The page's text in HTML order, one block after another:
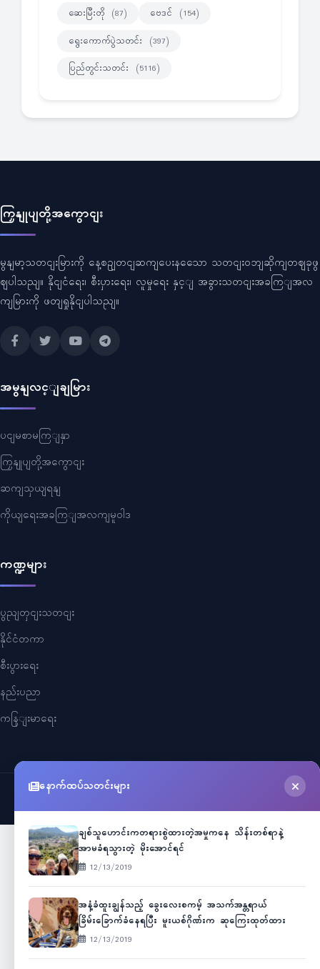
ဆေးမြီးတို (87) ဗေဒင် (154)
ရွေးကောက်ပွဲသတင်း (397)
ပြည်တွင်းသတင်း (5116)
ကြှနျုပျတို့အကွောငျး
မွနျမာ့သတငျးမြားကို နေ့စဥျတငျဆကျပေးနသေော သတငျးဝဘျဆိုကျတဈခုဖွ
ဈပါသညျ။ နိုငျငံရေး၊ စီးပှားရေး၊ လူမှုရေး နှင့ျ အခွားသတငျးအခကြျအလ
ကျမြားကို ဖတျရှုနိုငျပါသညျ။
အမွနျလင့ျချမြား
ပငျမစာမကြျနှာ
ကြှနျုပျတို့အကွောငျး
ဆကျသှယျရနျ
ကိုယျရေးအခကြျအလကျမူဝါဒ
ကဏ္ဍများ
ပွညျတှငျးသတငျး
နိုင်ငံတကာ
စီးပွားရေး
နည်းပညာ
ကနြျးမာရေး
နောက်ထပ်သတင်းများ
ချစ်သူဟောင်းကတရားစွဲထားတဲ့အမှုကနေ သိန်းတစ်ရာနဲ့
အာမခံရသွားတဲ့ မိုးအောင်ရင်
12/13/2019
အနံ့ခံထူးချွန်သည့် ခွေးလေးစကမ့် အသက်အန္တရာယ်
ခြိမ်းခြောက်ခံနေရပြီး မူးယစ်ဂိုဏ်းက ဆုကြေးထုတ်ထား
12/13/2019